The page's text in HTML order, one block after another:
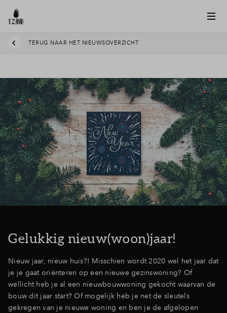
TERUG NAAR HET NIEUWSOVERZICHT
Gelukkig nieuw(woon)jaar!
Nieuw jaar, nieuw huis?! Misschien wordt 2020 wel het jaar dat
je je gaat oriënteren op een nieuwe gezinswoning? Of
wellicht heb je al een nieuwbouwwoning gekocht waarvan de
bouw dit jaar start? Of mogelijk heb je net de sleutels
gekregen van je nieuwe woning en ben je de afgelopen